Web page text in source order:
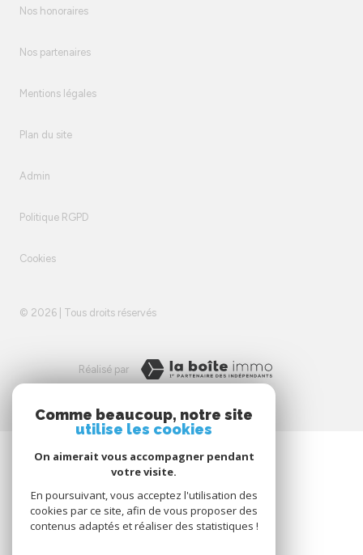
Nos honoraires
Nos partenaires
Mentions légales
Plan du site
Admin
Politique RGPD
Cookies
© 2026 | Tous droits réservés
Réalisé par
Comme beaucoup, notre site
utilise les cookies
On aimerait vous accompagner pendant
votre visite.
En poursuivant, vous acceptez l'utilisation des
cookies par ce site, afin de vous proposer des
contenus adaptés et réaliser des statistiques !